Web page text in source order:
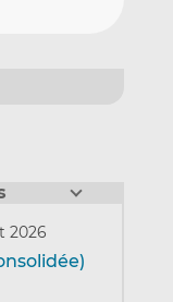
2026